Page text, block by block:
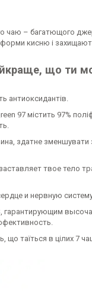
чаю – багатющого
кисню і
що ти
антиоксидантів.
97 містить 97%
здатне зменшувати
твое тело
и нервную
гарантирующим
що таїться в цілих 7